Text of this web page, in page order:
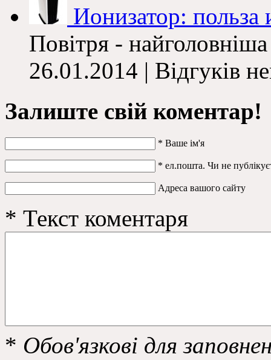
Ионизатор: польза
Повітря -
26.01.2014 | Відгуків
Залиште свій коментар!
* Ваше ім'я
* ел.пошта. Чи не
Адреса вашого сайту
* Текст коментаря
* Обов'язкові для